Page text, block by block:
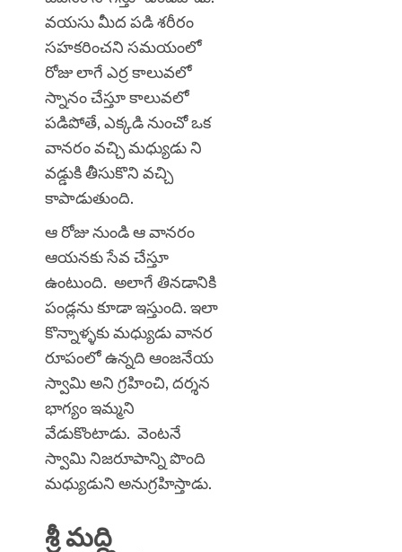
వయసు మీద పడి శరీరం
సహకరించని సమయంలో
రోజు లాగే ఎర్ర కాలువలో
స్నానం చేస్తూ కాలువలో
పడిపోతే, ఎక్కడి నుంచో ఒక
వానరం వచ్చి మధ్యుడు ని
వడ్డుకి తీసుకొని వచ్చి
కాపాడుతుంది.
ఆ రోజు నుండి ఆ వానరం
ఆయనకు సేవ చేస్తూ
ఉంటుంది. అలాగే తినడానికి
పండ్లను కూడా ఇస్తుంది. ఇలా
కొన్నాళ్ళకు మధ్యుడు వానర
రూపంలో ఉన్నది ఆంజనేయ
స్వామి అని గ్రహించి, దర్శన
భాగ్యం ఇమ్మని
వేడుకొంటాడు. వెంటనే
స్వామి నిజరూపాన్ని పొంది
మధ్యుడుని అనుగ్రహిస్తాడు.
శ్రీ మద్ది